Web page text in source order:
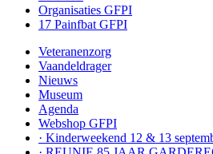
Organisaties GFPI
17 Painfbat GFPI
Veteranenzorg
Vaandeldrager
Nieuws
Museum
Agenda
Webshop GFPI
· Kinderweekend 12 & 13